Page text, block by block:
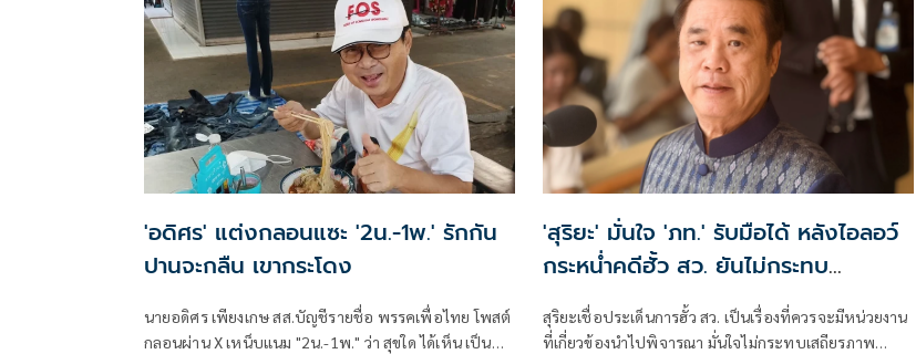
'อดิศร' แต่งกลอนแซะ '2น.-1พ.' รักกัน
ปานจะกลืน เขากระโดง
นายอดิศร เพียงเกษ สส.บัญชีรายชื่อ พรรคเพื่อไทย โพสต์
กลอนผ่าน X เหน็บแนม "2น.-1พ." ว่า สุขใด ได้เห็น เป็น
'สุริยะ' มั่นใจ 'ภท.' รับมือได้ หลังไอลอว์
กระหน่ำคดีฮั้ว สว. ยันไม่กระทบ
เสถียรภาพรัฐบาล
สุริยะเชื่อประเด็นการฮั้ว สว. เป็นเรื่องที่ควรจะมีหน่วยงาน
ที่เกี่ยวข้องนำไปพิจารณา มั่นใจไม่กระทบเสถียรภาพ